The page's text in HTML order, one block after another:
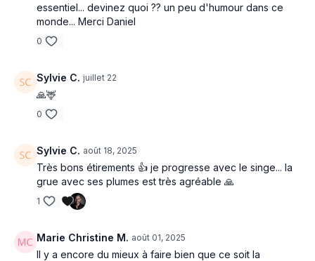
essentiel... devinez quoi ?? un peu d'humour dans ce
monde... Merci Daniel
0
Sylvie C. juillet 22
🙏🦌
0
Sylvie C. août 18, 2025
Très bons étirements 👍 je progresse avec le singe... la
grue avec ses plumes est très agréable 🙏
1
Marie Christine M. août 01, 2025
Il y a encore du mieux à faire bien que ce soit la